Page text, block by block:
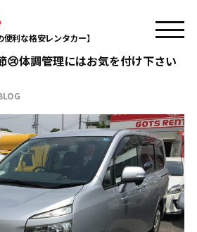
利な格安レンタカー】
理にはお気を付け下さい(^^♪
😢体調管理にはお気を付け下さい